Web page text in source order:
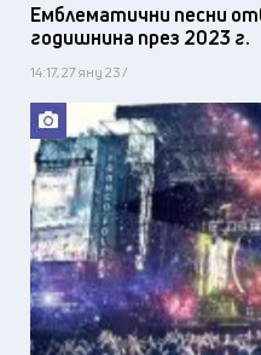
Емблематични песни
годишнина през 2023 г.
14:17, 27 яну 23 /